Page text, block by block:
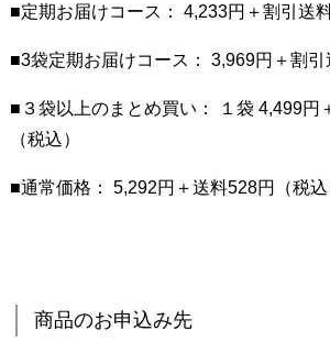
】
品
概
.
申
■定期お届けコース： 4,233円＋割引送
■3袋定期お届けコース： 3,969円＋割引
■３袋以上のまとめ買い： １袋 4,499円
（税込）
■通常価格： 5,292円＋送料528円（税込
商品のお申込み先